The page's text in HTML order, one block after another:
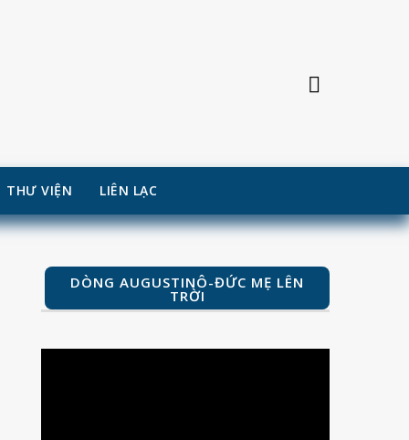
THƯ VIỆN LIÊN LẠC
DÒNG AUGUSTINÔ-ĐỨC MẸ LÊN
TRỜI